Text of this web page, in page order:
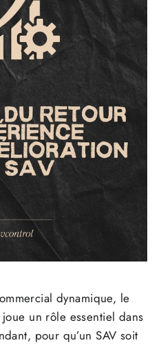
dynamique, le
un rôle essentiel dans
pour qu’un SAV soit